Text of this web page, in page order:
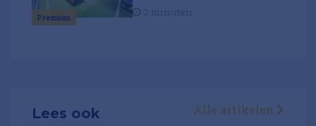
Premium
Lees ook Alle artikelen